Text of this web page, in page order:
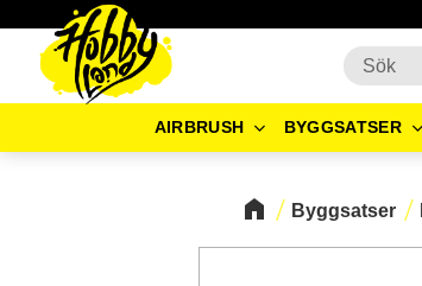
AIRBRUSH BYGGSATSER
Byggsatser